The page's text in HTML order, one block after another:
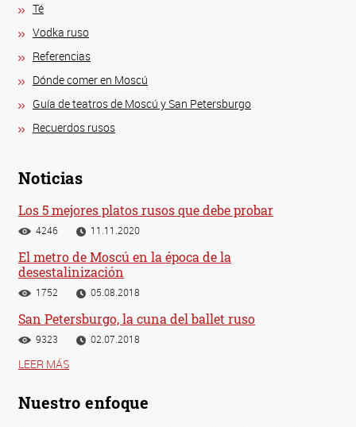
Té
Vodka ruso
Referencias
Dónde comer en Moscú
Guía de teatros de Moscú y San Petersburgo
Recuerdos rusos
Noticias
Los 5 mejores platos rusos que debe probar
4246 11.11.2020
El metro de Moscú en la época de la
desestalinización
1752 05.08.2018
San Petersburgo, la cuna del ballet ruso
9323 02.07.2018
LEER MÁS
Nuestro enfoque